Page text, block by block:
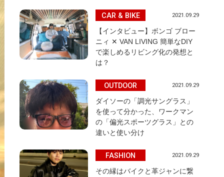
CAR & BIKE 2021.09.29
【インタビュー】ボンゴ ブロー
ニィ ✕ VAN LIVING 簡単なDIY
で楽しめるリビング化の発想と
は？
OUTDOOR 2021.09.29
ダイソーの「調光サングラス」
を使って分かった、ワークマン
の「偏光スポーツグラス」との
違いと使い分け
FASHION 2021.09.29
その縁はバイクと革ジャンに繋